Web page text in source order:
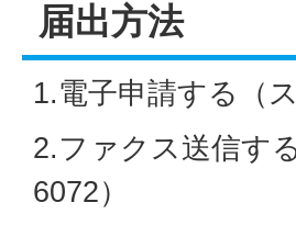
届出方法
1.電子申請する（
2.ファクス送信す
6072）